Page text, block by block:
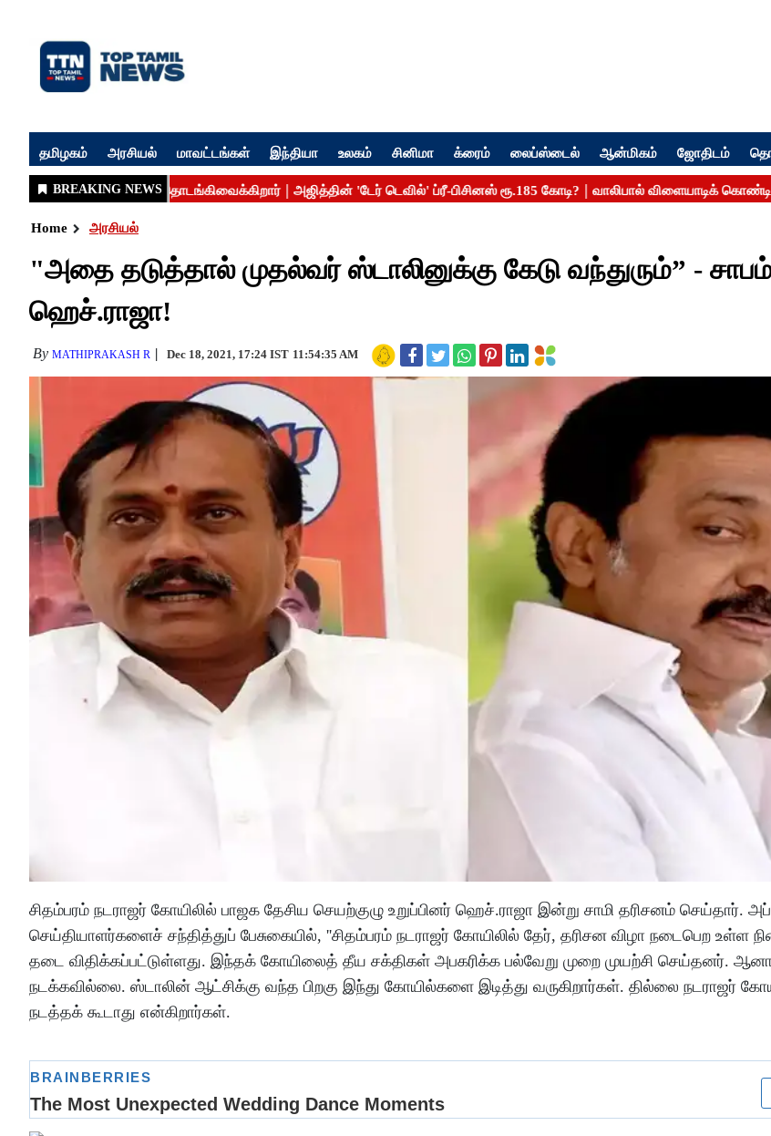
தமிழகம் அரசியல் மாவட்டங்கள் இந்தியா உலகம் சினிமா க்ரைம் லைப்ஸ்டைல் ஆன்மிகம் ஜோதிடம்
Home அரசியல்
"அதை தடுத்தால் முதல்வர் ஸ்டாலினுக்கு கேடு வந்துரும்” -
ஹெச்.ராஜா!
By MATHIPRAKASH R Dec 18, 2021, 17:24 IST 11:54:35 AM
சிதம்பரம் நடராஜர் கோயிலில் பாஜக தேசிய செயற்குழு உறுப்பினர் ஹெச்.ராஜா இன்று சாமி தரிசனம் செய்தார்.
செய்தியாளர்களைச் சந்தித்துப் பேசுகையில், ''சிதம்பரம் நடராஜர் கோயிலில் தேர், தரிசன விழா நடைபெற உள்ள
தடை விதிக்கப்பட்டுள்ளது. இந்தக் கோயிலைத் தீய சக்திகள் அபகரிக்க பல்வேறு முறை முயற்சி செய்தனர்.
நடக்கவில்லை. ஸ்டாலின் ஆட்சிக்கு வந்த பிறகு இந்து கோயில்களை இடித்து வருகிறார்கள். தில்லை நடராஜர்
நடத்தக் கூடாது என்கிறார்கள்.